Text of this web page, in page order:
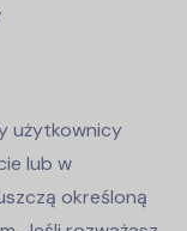
użytkownicy
lub w
określoną